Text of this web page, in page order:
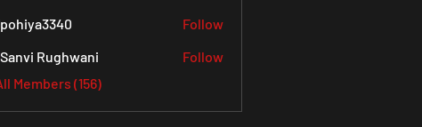
pohiya3340
Follow
Sanvi Rughwani
Follow
Members (156)